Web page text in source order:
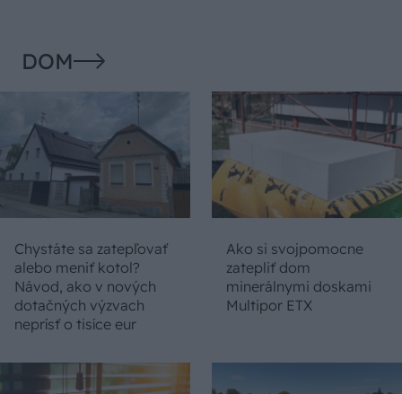
DOM
Chystáte sa zatepľovať
alebo meniť kotol?
Návod, ako v nových
dotačných výzvach
neprísť o tisíce eur
Ako si svojpomocne
zatepliť dom
minerálnymi doskami
Multipor ETX